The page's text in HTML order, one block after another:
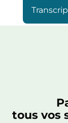
tous vos